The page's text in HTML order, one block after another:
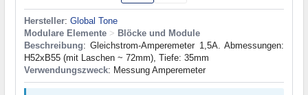
Hersteller: Global Tone
Modulare Elemente > Blöcke und Module
Beschreibung: Gleichstrom-Amperemeter 1,5A. Abmessungen:
H52xB55 (mit Laschen ~ 72mm), Tiefe: 35mm
Verwendungszweck: Messung Amperemeter